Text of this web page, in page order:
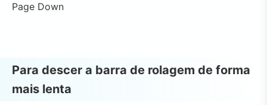
Page Down
Para descer a barra de rolagem de forma
mais lenta